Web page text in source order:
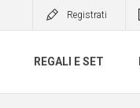
Registrati
REGALI E SET